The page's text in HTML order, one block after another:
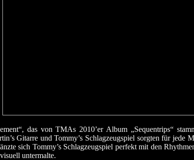
das von TMAs 2010’er Album „Sequentrips“
Gitarre und Tommy’s Schlagzeugspiel sorgten für
sich Tommy’s Schlagzeugspiel perfekt mit den
untermalte.